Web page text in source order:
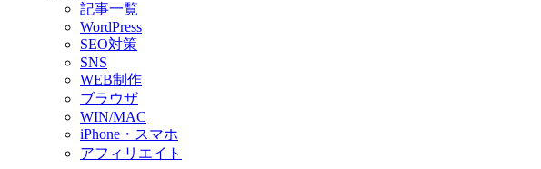
記事一覧
WordPress
SEO対策
SNS
WEB制作
ブラウザ
WIN/MAC
iPhone・スマホ
アフィリエイト